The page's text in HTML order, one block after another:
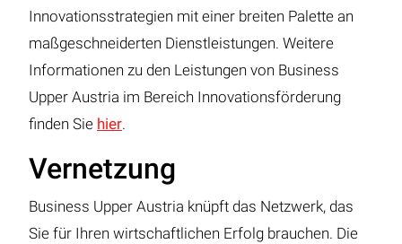
Innovationsstrategien mit einer breiten Palette an
maßgeschneiderten Dienstleistungen. Weitere
Informationen zu den Leistungen von Business
Upper Austria im Bereich Innovationsförderung
finden Sie hier.
Vernetzung
Business Upper Austria knüpft das Netzwerk, das
Sie für Ihren wirtschaftlichen Erfolg brauchen. Die